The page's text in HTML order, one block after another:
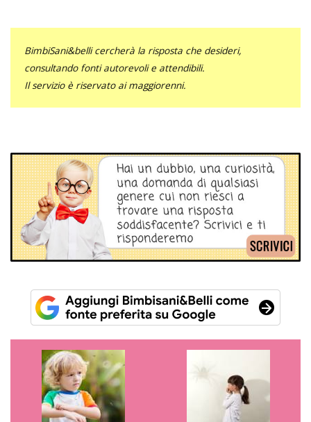
BimbiSani&belli cercherà la risposta che desideri,
consultando fonti autorevoli e attendibili.
Il servizio è riservato ai maggiorenni.